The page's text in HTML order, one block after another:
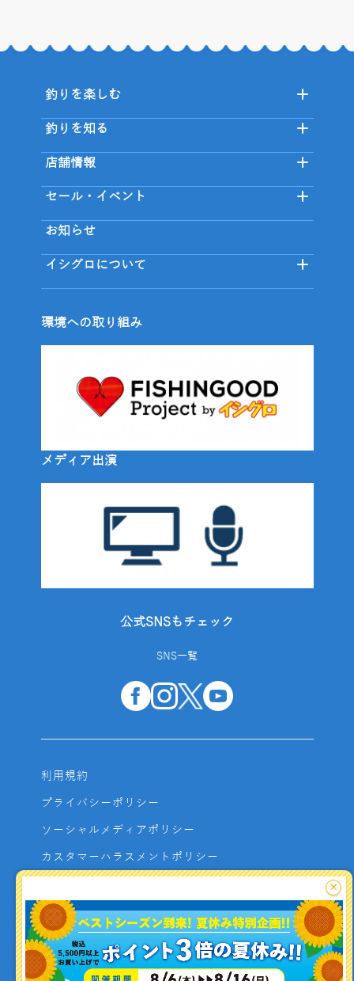
釣りを楽しむ
釣りを知る
店舗情報
セール・イベント
お知らせ
イシグロについて
環境への取り組み
メディア出演
公式SNSもチェック
SNS一覧
利用規約
プライバシーポリシー
ソーシャルメディアポリシー
カスタマーハラスメントポリシー
よくあるご質問
お問い合わせ
利用者資金の保全方法
×